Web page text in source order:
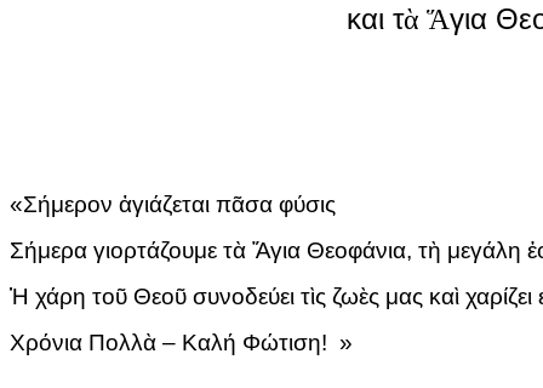
και τὰ Ἅγια
«Σήμερον ἀγιάζεται πᾶσα φύσις
Σήμερα γιορτάζουμε τὰ Ἅγια Θεοφάνια, τὴ μεγάλη
Ἡ χάρη τοῦ Θεοῦ συνοδεύει τὶς ζωὲς μας καὶ
Χρόνια Πολλὰ – Καλή Φώτιση! »